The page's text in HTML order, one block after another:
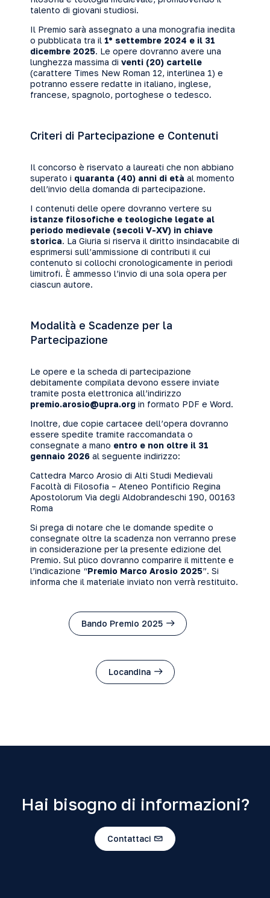
talento di giovani studiosi.
Il Premio sarà assegnato a una monografia inedita
o pubblicata tra il 1° settembre 2024 e il 31
dicembre 2025. Le opere dovranno avere una
lunghezza massima di venti (20) cartelle
(carattere Times New Roman 12, interlinea 1) e
potranno essere redatte in italiano, inglese,
francese, spagnolo, portoghese o tedesco.
Criteri di Partecipazione e Contenuti
Il concorso è riservato a laureati che non abbiano
superato i quaranta (40) anni di età al momento
dell’invio della domanda di partecipazione.
I contenuti delle opere dovranno vertere su
istanze filosofiche e teologiche legate al
periodo medievale (secoli V-XV) in chiave
storica. La Giuria si riserva il diritto insindacabile di
esprimersi sull’ammissione di contributi il cui
contenuto si collochi cronologicamente in periodi
limitrofi. È ammesso l’invio di una sola opera per
ciascun autore.
Modalità e Scadenze per la
Partecipazione
Le opere e la scheda di partecipazione
debitamente compilata devono essere inviate
tramite posta elettronica all’indirizzo
premio.arosio@upra.org in formato PDF e Word.
Inoltre, due copie cartacee dell’opera dovranno
essere spedite tramite raccomandata o
consegnate a mano entro e non oltre il 31
gennaio 2026 al seguente indirizzo:
Cattedra Marco Arosio di Alti Studi Medievali
Facoltà di Filosofia – Ateneo Pontificio Regina
Apostolorum Via degli Aldobrandeschi 190, 00163
Roma
Si prega di notare che le domande spedite o
consegnate oltre la scadenza non verranno prese
in considerazione per la presente edizione del
Premio. Sul plico dovranno comparire il mittente e
l’indicazione “Premio Marco Arosio 2025”. Si
informa che il materiale inviato non verrà restituito.
Bando Premio 2025
Locandina
Hai bisogno di informazioni?
Contattaci